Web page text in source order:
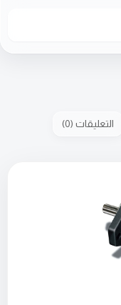
التعليقات (
0
)